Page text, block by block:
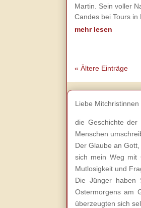
Martin. Sein voller
Candes bei Tours in
mehr lesen
« Ältere Einträge
Liebe Mitchristinnen
die Geschichte
Menschen
Der Glaube an
sich mein Weg mit
Mutlosigkeit und
Die Jünger haben
Ostermorgens am
überzeugten sich